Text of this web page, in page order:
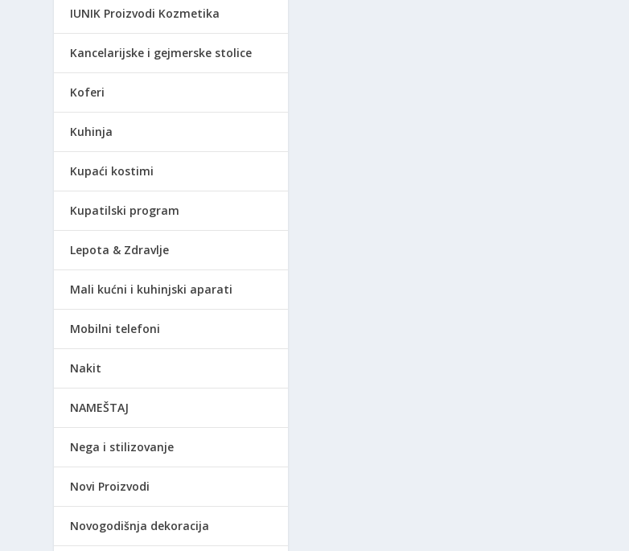
IUNIK Proizvodi Kozmetika
Kancelarijske i gejmerske stolice
Koferi
Kuhinja
Kupaći kostimi
Kupatilski program
Lepota & Zdravlje
Mali kućni i kuhinjski aparati
Mobilni telefoni
Nakit
NAMEŠTAJ
Nega i stilizovanje
Novi Proizvodi
Novogodišnja dekoracija